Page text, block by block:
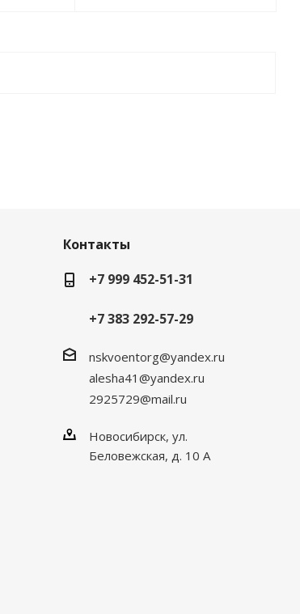
Контакты
+7 999 452-51-31
+7 383 292-57-29
nskvoentorg@yandex.ru
alesha41@yandex.ru
2925729@mail.ru
Новосибирск, ул.
Беловежская, д. 10 А